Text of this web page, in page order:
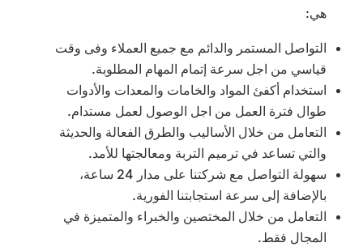
هي:
التواصل المستمر والدائم مع جميع العملاء وفى وقت
قياسي من اجل سرعة إتمام المهام المطلوبة.
استخدام أكفئ المواد والخامات والمعدات والأدوات
طوال فترة العمل من اجل الوصول لعمل مستدام.
التعامل من خلال الأساليب والطرق الفعالة والحديثة
والتي تساعد في ترميم التربة ومعالجتها للأمد.
سهولة التواصل مع شركتنا على مدار 24 ساعة،
بالإضافة إلى سرعة استجابتنا الفورية.
التعامل من خلال المختصين والخبراء والمتميزة في
المجال فقط.